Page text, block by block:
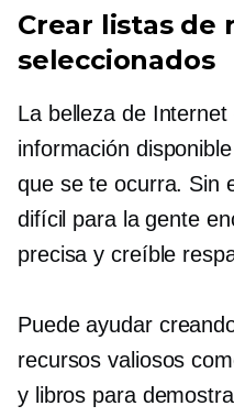
Crear listas de
seleccionados
La belleza de
información
que se te ocurra. Sin
difícil para la gente
precisa y creíble
Puede ayudar
recursos valiosos
y libros para